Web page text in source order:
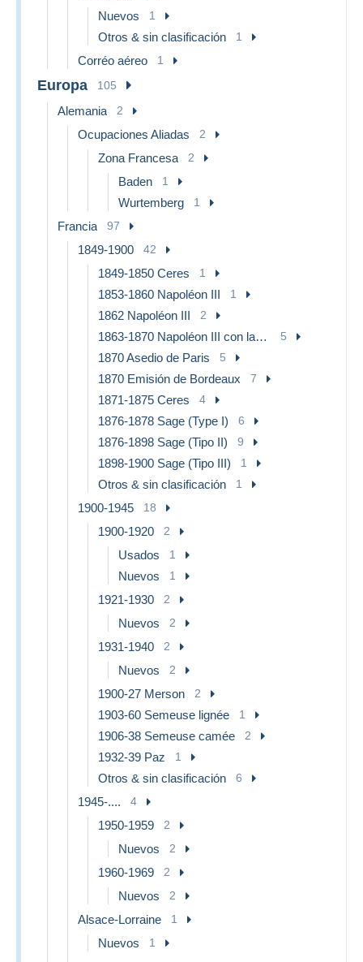
Nuevos 1
Otros & sin clasificación 1
Corréo aéreo 1
Europa 105
Alemania 2
Ocupaciones Aliadas 2
Zona Francesa 2
Baden 1
Wurtemberg 1
Francia 97
1849-1900 42
1849-1850 Ceres 1
1853-1860 Napoléon III 1
1862 Napoléon III 2
1863-1870 Napoléon III con laureles 5
1870 Asedio de Paris 5
1870 Emisión de Bordeaux 7
1871-1875 Ceres 4
1876-1878 Sage (Type I) 6
1876-1898 Sage (Tipo II) 9
1898-1900 Sage (Tipo III) 1
Otros & sin clasificación 1
1900-1945 18
1900-1920 2
Usados 1
Nuevos 1
1921-1930 2
Nuevos 2
1931-1940 2
Nuevos 2
1900-27 Merson 2
1903-60 Semeuse lignée 1
1906-38 Semeuse camée 2
1932-39 Paz 1
Otros & sin clasificación 6
1945-.... 4
1950-1959 2
Nuevos 2
1960-1969 2
Nuevos 2
Alsace-Lorraine 1
Nuevos 1